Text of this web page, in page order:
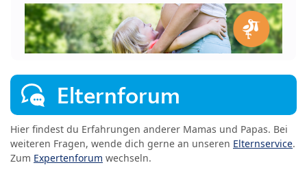
Elternforum
Hier findest du Erfahrungen anderer Mamas und Papas. Bei
weiteren Fragen, wende dich gerne an unseren Elternservice.
Zum Expertenforum wechseln.